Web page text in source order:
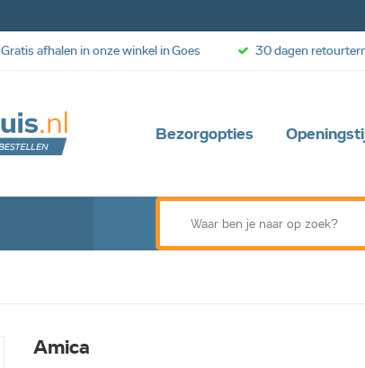
Bezorgopties
Gratis afhalen in onze winkel in Goes 30 dagen
Amica